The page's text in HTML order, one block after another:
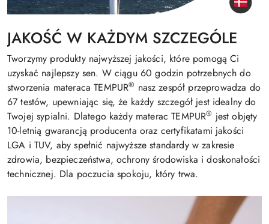
JAKOŚĆ W KAŻDYM SZCZEGÓLE
Tworzymy produkty najwyższej jakości, które pomogą Ci
uzyskać najlepszy sen. W ciągu 60 godzin potrzebnych do
stworzenia materaca TEMPUR® nasz zespół przeprowadza do
67 testów, upewniając się, że każdy szczegół jest idealny do
Twojej sypialni. Dlatego każdy materac TEMPUR® jest objęty
10-letnią gwarancją producenta oraz certyfikatami jakości
LGA i TUV, aby spełnić najwyższe standardy w zakresie
zdrowia, bezpieczeństwa, ochrony środowiska i doskonałości
technicznej. Dla poczucia spokoju, który trwa.